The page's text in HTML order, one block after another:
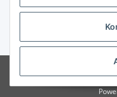
* Alle Preise inkl. gesetzlicher
günstig online